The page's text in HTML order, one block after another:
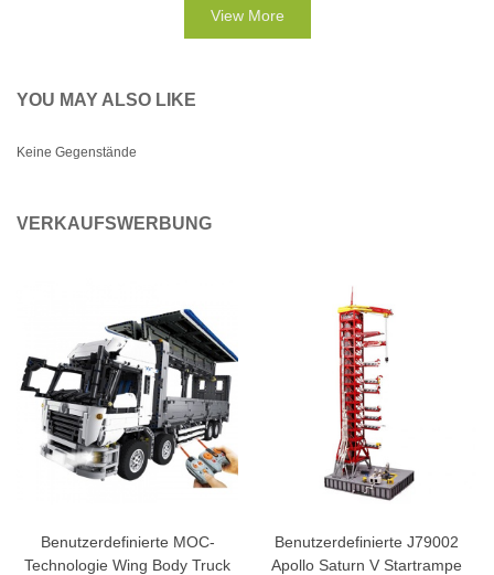
View More
YOU MAY ALSO LIKE
Keine Gegenstände
VERKAUFSWERBUNG
Benutzerdefinierte MOC-
Technologie Wing Body Truck
Benutzerdefinierte J79002
Apollo Saturn V Startrampe